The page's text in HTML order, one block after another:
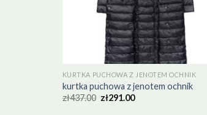
KURTKA PUCHOWA Z JENOTEM OCHNIK
kurtka puchowa z jenotem ochnik
zł437.00 zł291.00